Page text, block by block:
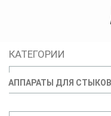
КАТЕГОРИИ
АППАРАТЫ ДЛЯ